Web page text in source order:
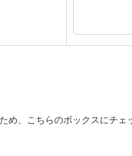
め、こちらのボックスにチェ